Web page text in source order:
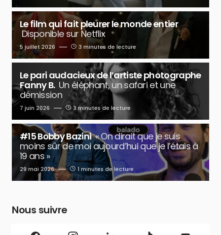
Le film qui fait pleurer le monde entier
Disponible sur Netflix
5 juillet 2026 3 minutes de lecture
Le pari audacieux de l’artiste photographe
Fanny B. Un éléphant, un safari et une
démission
7 juin 2026 3 minutes de lecture
#15 Bobby Bazini « On dirait que je suis
moins sûr de moi aujourd’hui que je l’étais à
19 ans »
29 mai 2026 1 minutes de lecture
Nous suivre